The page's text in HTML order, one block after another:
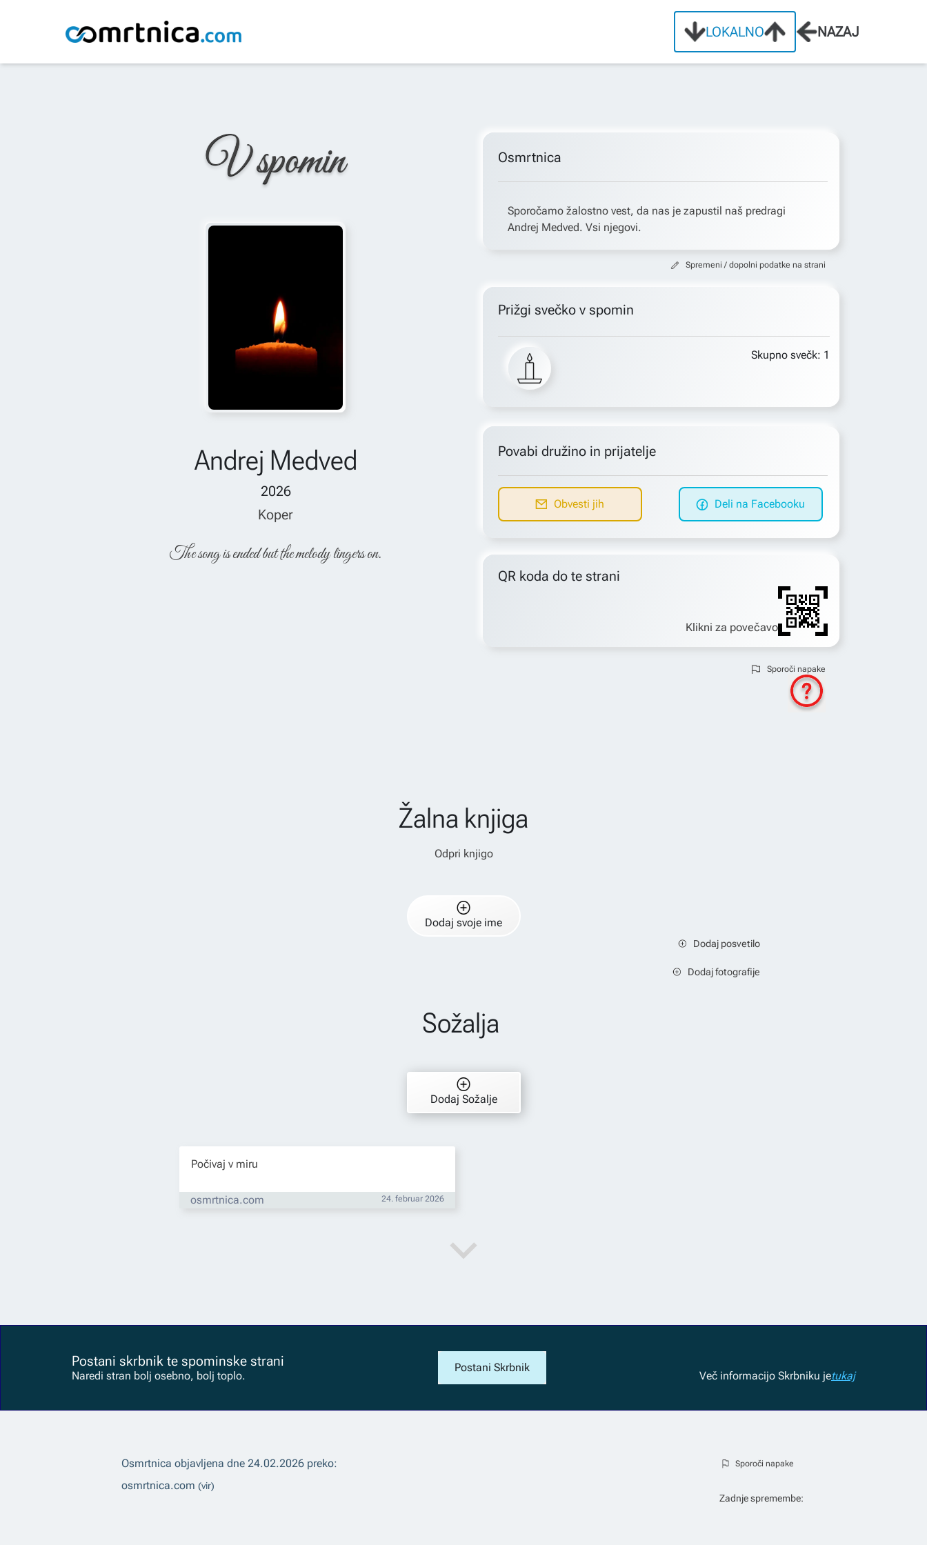
LOKALNO NAZAJ
Osmrtnice / Andrej Medved
V spomin
Andrej Medved
2026
Koper
The song is ended but the melody lingers on.
Osmrtnica
Sporočamo žalostno vest, da nas je zapustil naš predragi
Andrej Medved. Vsi njegovi.
Spremeni / dopolni podatke na strani
Prižgi svečko v spomin
Skupno svečk: 1
Povabi družino in prijatelje
Obvesti jih Deli na Facebooku
QR koda do te strani
Klikni za povečavo
Sporoči napake
Žalna knjiga
Odpri knjigo
Dodaj svoje ime
Dodaj posvetilo
Dodaj fotografije
Sožalja
Dodaj Sožalje
Počivaj v miru
osmrtnica.com 24. februar 2026
Postani skrbnik te spominske strani
Naredi stran bolj osebno, bolj toplo.
Postani Skrbnik
Več informacijo Skrbniku jetukaj
Osmrtnica objavljena dne 24.02.2026 preko:
osmrtnica.com (vir)
Sporoči napake
Zadnje spremembe: